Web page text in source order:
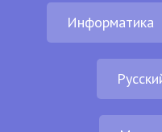
Информатика